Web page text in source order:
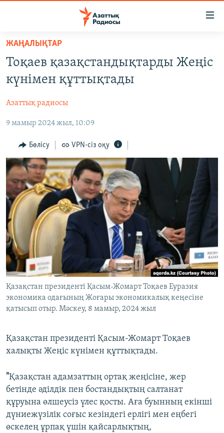
Skip
main
content
Skip
to
Navigation
Search
САЯСАТ
AZATTYQTV
ҚАҢТАР ОҚИҒАСЫ
АДАМ ҚҰҚЫҚТАРЫ
ӘЛЕУМЕТ
ӘЛЕМ
АРНАЙЫ ЖОБАЛАР
Русский
ЖАЗЫЛЫҢЫЗ
Басқа тілдерде
ЖАҢАЛЫҚТАР
Тоқаев қазақстандықтарды Жеңіс
күнімен құттықтады
Азаттық радиосы
9 мамыр 2024 жыл, 10:09
Бөлісу VPN-сіз оқу
Қазақстан президенті Қасым-Жомарт Тоқаев Еуразия
экономика одағының Жоғары экономикалық кеңесіне
қатысып отыр. Мәскеу, 8 мамыр, 2024 жыл
Қазақстан президенті Қасым-Жомарт Тоқаев
халықты Жеңіс күнімен құттықтады.
"Қазақстан адамзаттың ортақ жеңісіне, жер
бетінде әділдік пен бостандықтың салтанат
құруына өлшеусіз үлес қосты. Аға буынның екінші
дүниежүзілік соғыс кезіндегі ерлігі мен еңбегі
өскелең ұрпақ үшін қайсарлықтың,